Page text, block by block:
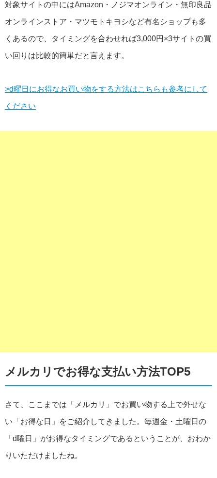
対象サイトの中にはAmazon・ノジマオンライン・無印良品
オンラインストア・マツモトキヨシなど有名ショップも多
くあるので、タイミングを合わせれば3,000円×3サイトの買
い回りは比較的簡単だと言えます。
>d曜日にお得なお買い物をする方法はこちらも参考にして
ください
メルカリでお得な支払い方法TOP5
さて、ここまでは「メルカリ」でお買い物する上で外せな
い「お得な日」をご紹介してきました。毎週金・土曜日の
「d曜日」がお得なタイミングであるということが、おわか
りいただけましたね。